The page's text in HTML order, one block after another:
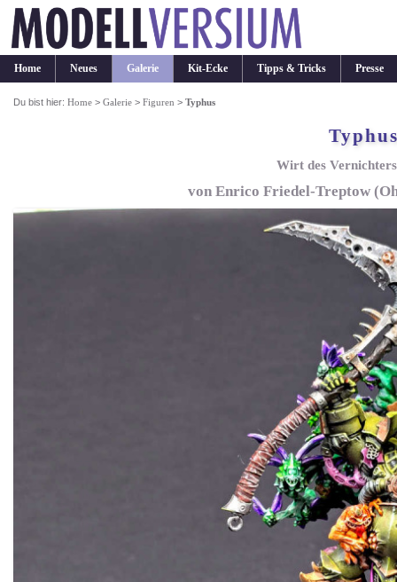
Home Neues Galerie Kit-Ecke Tipps & Tricks Presse
Du bist hier:Home >Galerie >Figuren >Typhus
Wirt des
von Enrico Friedel-Treptow